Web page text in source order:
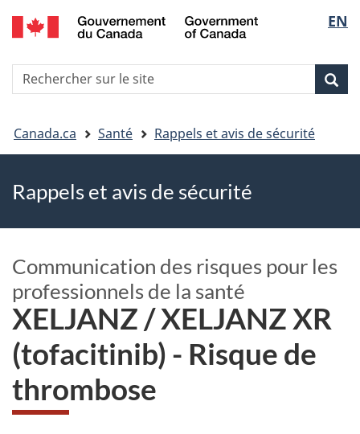
Skip
to
Skip
to
Passer
à
HTML
de
la
EN
Recherche
Vous
êtes
ici
Canada.ca Santé Rappels et avis de sécurité
Rappels et avis de sécurité
Communication des risques pour les
professionnels de la santé
XELJANZ / XELJANZ XR
(tofacitinib) - Risque de
thrombose